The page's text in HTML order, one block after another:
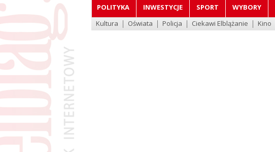
POLITYKA INWESTYCJE SPORT WYBORY
Kultura
Oświata Policja Ciekawi Elblążanie Kino